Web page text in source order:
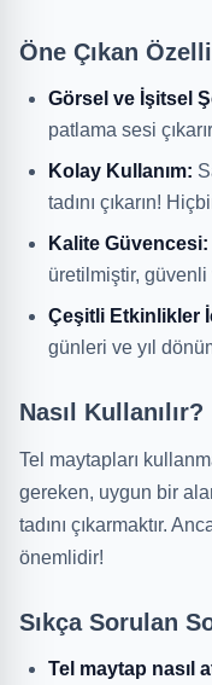
Öne Çıkan
Görsel ve İşitsel
patlama sesi
Kolay Kullanım:
tadını çıkarın!
Kalite Güvencesi:
üretilmiştir, güvenli
Çeşitli Etkinlikler
günleri ve yıl
Nasıl Kullanılır?
Tel maytapları
gereken, uygun bir
tadını çıkarmaktır.
önemlidir!
Sıkça Sorulan
Tel maytap nasıl